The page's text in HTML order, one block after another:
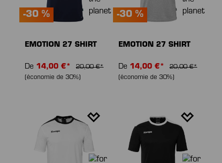
-30 %
EMOTION 27 SHIRT
De 14,00 €*
20,00 €*
(économie de 30%)
-30 %
EMOTION 27 SHIRT
De 14,00 €*
20,00 €*
(économie de 30%)